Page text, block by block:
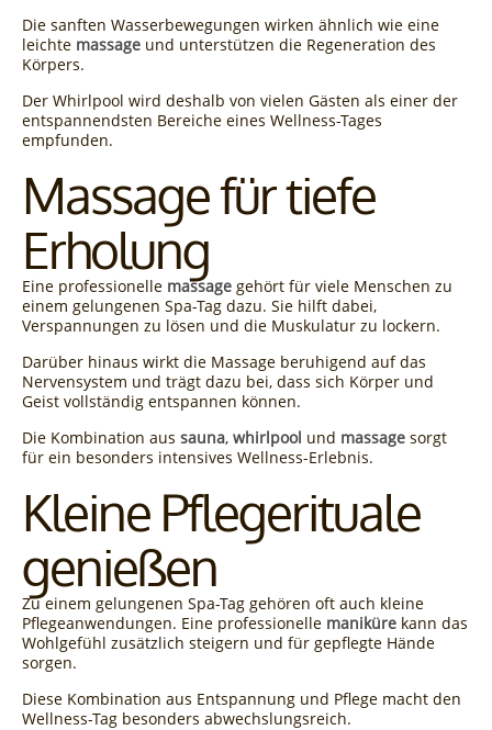
Die sanften Wasserbewegungen wirken ähnlich wie eine
leichte massage und unterstützen die Regeneration des
Körpers.
Der Whirlpool wird deshalb von vielen Gästen als einer der
entspannendsten Bereiche eines Wellness-Tages
empfunden.
Massage für tiefe
Erholung
Eine professionelle massage gehört für viele Menschen zu
einem gelungenen Spa-Tag dazu. Sie hilft dabei,
Verspannungen zu lösen und die Muskulatur zu lockern.
Darüber hinaus wirkt die Massage beruhigend auf das
Nervensystem und trägt dazu bei, dass sich Körper und
Geist vollständig entspannen können.
Die Kombination aus sauna, whirlpool und massage sorgt
für ein besonders intensives Wellness-Erlebnis.
Kleine Pflegerituale
genießen
Zu einem gelungenen Spa-Tag gehören oft auch kleine
Pflegeanwendungen. Eine professionelle maniküre kann das
Wohlgefühl zusätzlich steigern und für gepflegte Hände
sorgen.
Diese Kombination aus Entspannung und Pflege macht den
Wellness-Tag besonders abwechslungsreich.